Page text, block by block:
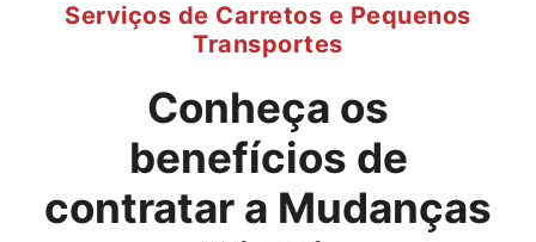
Serviços de Carretos e Pequenos
Transportes
Conheça os
benefícios de
contratar a Mudanças